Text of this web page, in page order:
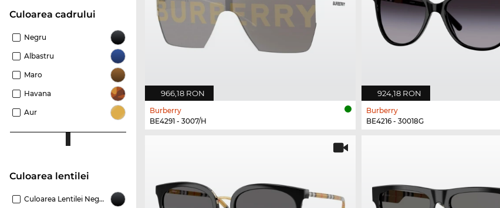
Culoarea cadrului
Negru
Albastru
Maro
Havana
Aur
Culoarea lentilei
Culoarea Lentilei Negru
966,18 RON
Burberry
BE4291 - 3007/H
924,18 RON
Burberry
BE4216 - 30018G